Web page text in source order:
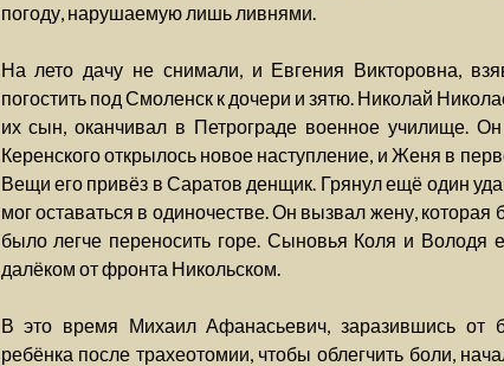
погоду, нарушаемую лишь ливнями.
На лето дачу не снимали, и Евгения Викторовна,
погостить под Смоленск к дочери и зятю. Николай
их сын, оканчивал в Петрограде военное училище.
Керенского открылось новое наступление, и Женя в
Вещи его привёз в Саратов денщик. Грянул ещё один
мог оставаться в одиночестве. Он вызвал жену,
было легче переносить горе. Сыновья Коля и
далёком от фронта Никольском.
В это время Михаил Афанасьевич, заразившись от
ребёнка после трахеотомии, чтобы облегчить боли,